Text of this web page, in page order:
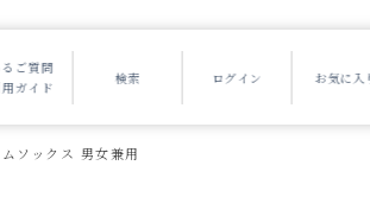
ご質問
ガイド
ソックス 男女兼用